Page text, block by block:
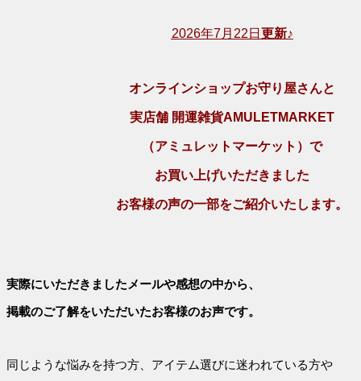
2026年7月22日 更新♪
オンラインショップお守り屋さんと
実店舗 開運雑貨AMULETMARKET
（アミュレットマーケット）で
お買い上げいただきました
お客様の声の一部をご紹介いたします。
実際にいただきましたメールや感想の中から、
掲載のご了解をいただいたお客様のお声です。
同じような悩みを持つ方、 アイテム選びに迷われている方や